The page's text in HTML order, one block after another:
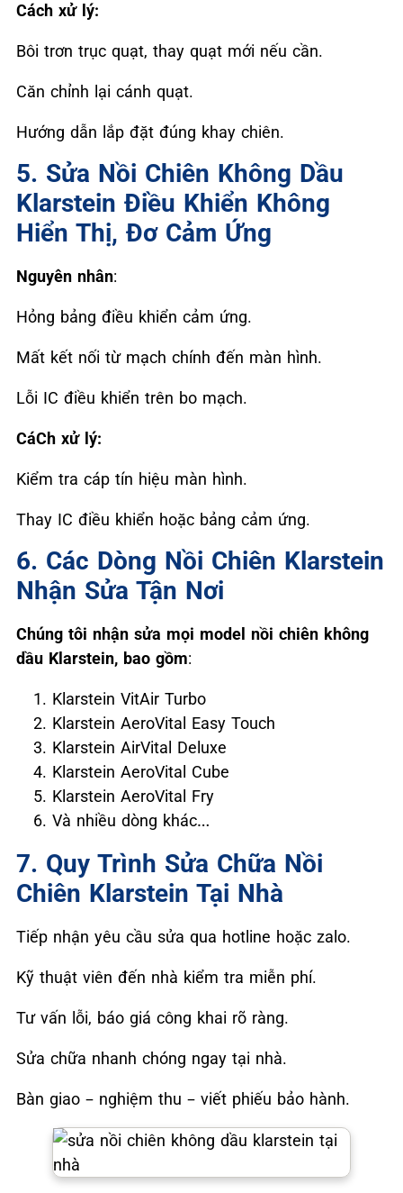
Cách xử lý:
Bôi trơn trục quạt, thay quạt mới nếu cần.
Căn chỉnh lại cánh quạt.
Hướng dẫn lắp đặt đúng khay chiên.
5. Sửa Nồi Chiên Không Dầu
Klarstein Điều Khiển Không
Hiển Thị, Đơ Cảm Ứng
Nguyên nhân:
Hỏng bảng điều khiển cảm ứng.
Mất kết nối từ mạch chính đến màn hình.
Lỗi IC điều khiển trên bo mạch.
CáCh xử lý:
Kiểm tra cáp tín hiệu màn hình.
Thay IC điều khiển hoặc bảng cảm ứng.
6. Các Dòng Nồi Chiên Klarstein
Nhận Sửa Tận Nơi
Chúng tôi nhận sửa mọi model nồi chiên không
dầu Klarstein, bao gồm:
Klarstein VitAir Turbo
Klarstein AeroVital Easy Touch
Klarstein AirVital Deluxe
Klarstein AeroVital Cube
Klarstein AeroVital Fry
Và nhiều dòng khác…
7. Quy Trình Sửa Chữa Nồi
Chiên Klarstein Tại Nhà
Tiếp nhận yêu cầu sửa qua hotline hoặc zalo.
Kỹ thuật viên đến nhà kiểm tra miễn phí.
Tư vấn lỗi, báo giá công khai rõ ràng.
Sửa chữa nhanh chóng ngay tại nhà.
Bàn giao – nghiệm thu – viết phiếu bảo hành.